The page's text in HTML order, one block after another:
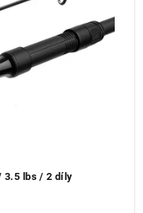
3.5 lbs / 2 díly